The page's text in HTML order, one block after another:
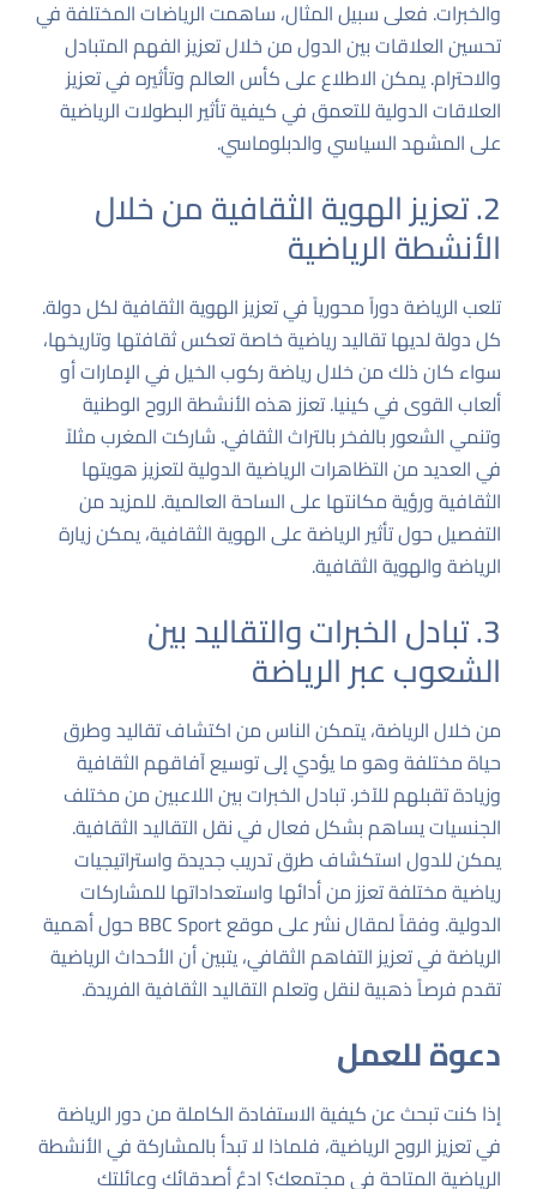
والخبرات. فعلى سبيل المثال، ساهمت الرياضات المختلفة في
تحسين العلاقات بين الدول من خلال تعزيز الفهم المتبادل
والاحترام. يمكن الاطلاع علىكأس العالم وتأثيره في تعزيز
العلاقات الدوليةللتعمق في كيفية تأثير البطولات الرياضية
على المشهد السياسي والدبلوماسي.
2. تعزيز الهوية الثقافية من خلال
الأنشطة الرياضية
تلعب الرياضة دوراً محورياً في تعزيز الهوية الثقافية لكل دولة.
كل دولة لديها تقاليد رياضية خاصة تعكس ثقافتها وتاريخها،
سواء كان ذلك من خلال رياضة ركوب الخيل في الإمارات أو
ألعاب القوى في كينيا. تعزز هذه الأنشطة الروح الوطنية
وتنمي الشعور بالفخر بالتراث الثقافي. شاركت المغرب مثلاً
في العديد من التظاهرات الرياضية الدولية لتعزيز هويتها
الثقافية ورؤية مكانتها على الساحة العالمية. للمزيد من
التفصيل حول تأثير الرياضة على الهوية الثقافية، يمكن زيارة
الرياضة والهوية الثقافية.
3. تبادل الخبرات والتقاليد بين
الشعوب عبر الرياضة
من خلال الرياضة، يتمكن الناس من اكتشاف تقاليد وطرق
حياة مختلفة وهو ما يؤدي إلى توسيع آفاقهم الثقافية
وزيادة تقبلهم للآخر. تبادل الخبرات بين اللاعبين من مختلف
الجنسيات يساهم بشكل فعال في نقل التقاليد الثقافية.
يمكن للدول استكشاف طرق تدريب جديدة واستراتيجيات
رياضية مختلفة تعزز من أدائها واستعداداتها للمشاركات
الدولية. وفقاً لمقال نشر على موقعBBC Sport حول أهمية
الرياضة في تعزيز التفاهم الثقافي، يتبين أن الأحداث الرياضية
تقدم فرصاً ذهبية لنقل وتعلم التقاليد الثقافية الفريدة.
دعوة للعمل
إذا كنت تبحث عن كيفية الاستفادة الكاملة من دور الرياضة
في تعزيز الروح الرياضية، فلماذا لا تبدأ بالمشاركة في الأنشطة
الرياضية المتاحة في مجتمعك؟ ادعُ أصدقائك وعائلتك